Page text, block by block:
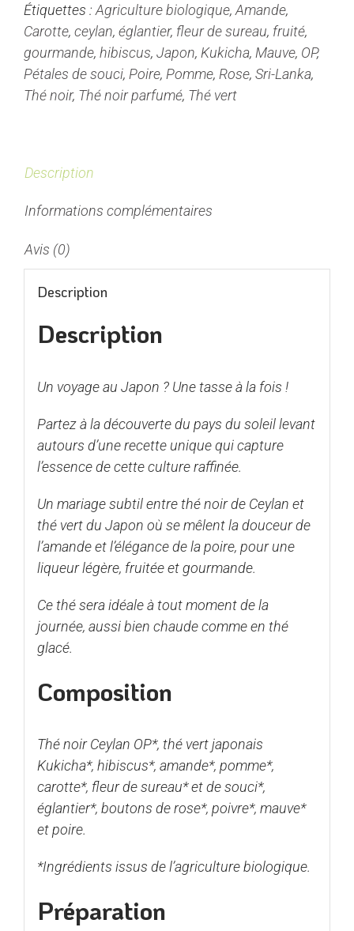
Parfumé
Étiquettes :Agriculture biologique,Amande,
Carotte, ceylan, églantier, fleur de sureau, fruité,
gourmande, hibiscus, Japon, Kukicha, Mauve, OP,
Pétales de souci, Poire, Pomme, Rose, Sri-Lanka,
Thé noir, Thé noir parfumé, Thé vert
Description
Informations complémentaires
Avis (0)
Description
Description
Un voyage au Japon ? Une tasse à la fois !
Partez à la découverte du pays du soleil levant
autours d’une recette unique qui capture
l’essence de cette culture raffinée.
Un mariage subtil entre thé noir de Ceylan et
thé vert du Japon où se mêlent la douceur de
l’amande et l’élégance de la poire, pour une
liqueur légère, fruitée et gourmande.
Ce thé sera idéale à tout moment de la
journée, aussi bien chaude comme en thé
glacé.
Composition
Thé noir Ceylan OP*, thé vert japonais
Kukicha*, hibiscus*, amande*, pomme*,
carotte*, fleur de sureau* et de souci*,
églantier*, boutons de rose*, poivre*, mauve*
et poire.
*Ingrédients issus de l’agriculture biologique.
Préparation